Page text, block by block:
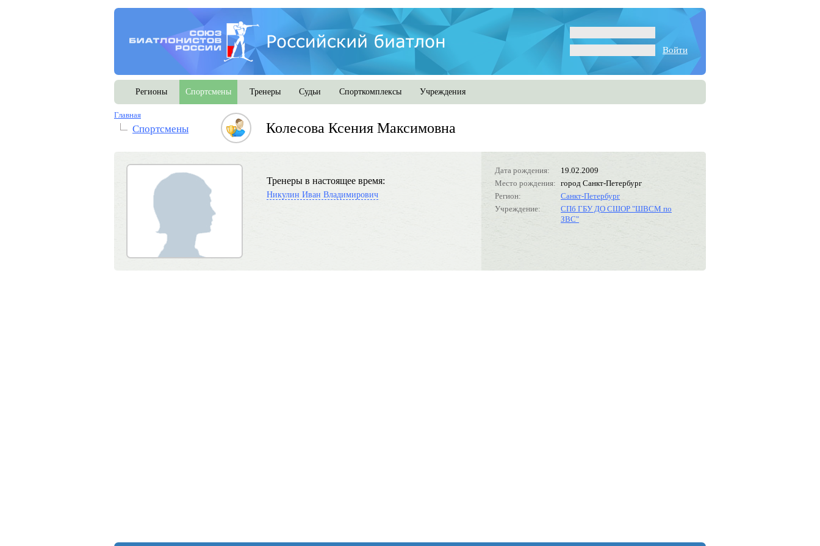
Войти
Регионы Спортсмены Тренеры Судьи Спорткомплексы Учреждения
Главная
Спортсмены Колесова Ксения Максимовна
Дата рождения:
19.02.2009
Место рождения: город Санкт-Петербург
Регион:
Санкт-Петербург
Учреждение:
СПб ГБУ ДО СШОР "ШВСМ по
ЗВС"
Тренеры в настоящее время:
Никулин Иван Владимирович